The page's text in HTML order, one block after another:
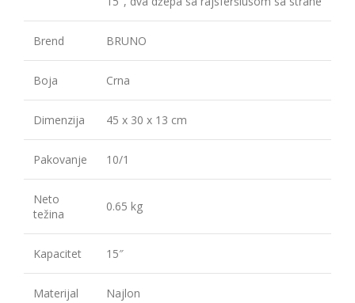
Brend BRUNO
Boja Crna
Dimenzija 45 x 30 x 13 cm
Pakovanje 10/1
Neto
težina
0.65 kg
Kapacitet 15″
Materijal Najlon